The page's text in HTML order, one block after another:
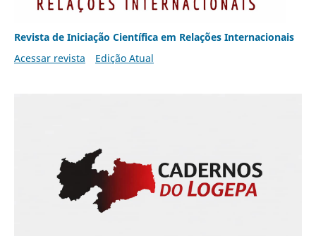
Revista de Iniciação Científica em Relações Internacionais
Acessar revista
Edição Atual